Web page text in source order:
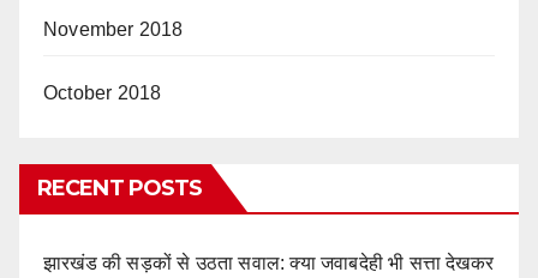
November 2018
October 2018
RECENT POSTS
झारखंड की सड़कों से उठता सवाल: क्या जवाबदेही भी सत्ता देखकर